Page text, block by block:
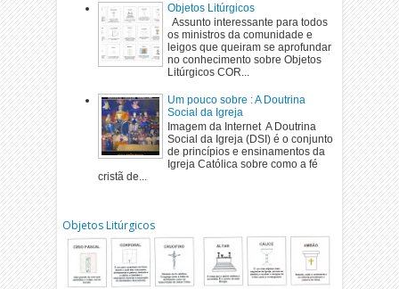
Objetos Litúrgicos
Assunto interessante para todos
os ministros da comunidade e
leigos que queiram se aprofundar
no conhecimento sobre Objetos
Litúrgicos COR...
Um pouco sobre : A Doutrina
Social da Igreja
Imagem da Internet A Doutrina
Social da Igreja (DSI) é o conjunto
de princípios e ensinamentos da
Igreja Católica sobre como a fé
cristã de...
Objetos Litúrgicos